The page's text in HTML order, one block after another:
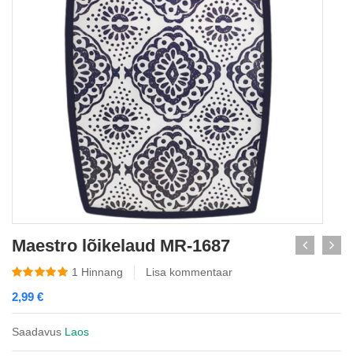
Maestro lõikelaud MR-1687
1 Hinnang Lisa kommentaar
2,99 €
Saadavus Laos